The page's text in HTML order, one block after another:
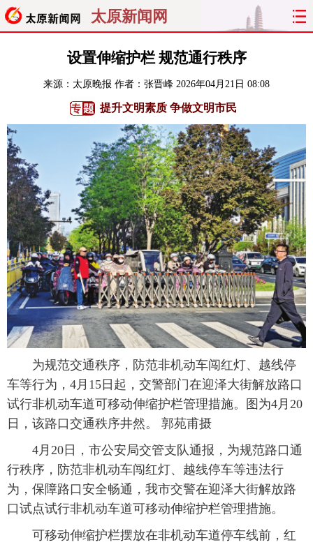
太原新闻网
聚焦 太原
经济 关注 文明 出行
纵横 曝光 综合 专题
理财 政务 教育
看天下 晋月读 最太原 网罗民生
太原日报 太原晚报 热评 社区
设置伸缩护栏 规范通行秩序
来源： 太原晚报 作者：张晋峰 2026年04月21日 08:08
提升文明素质 争做文明市民
为规范交通秩序，防范非机动车闯红灯、越线停
车等行为，4月15日起，交警部门在迎泽大街解放路口
试行非机动车道可移动伸缩护栏管理措施。图为4月20
日，该路口交通秩序井然。 郭苑甫摄
4月20日，市公安局交管支队通报，为规范路口通
行秩序，防范非机动车闯红灯、越线停车等违法行
为，保障路口安全畅通，我市交警在迎泽大街解放路
口试点试行非机动车道可移动伸缩护栏管理措施。
可移动伸缩护栏摆放在非机动车道停车线前，红